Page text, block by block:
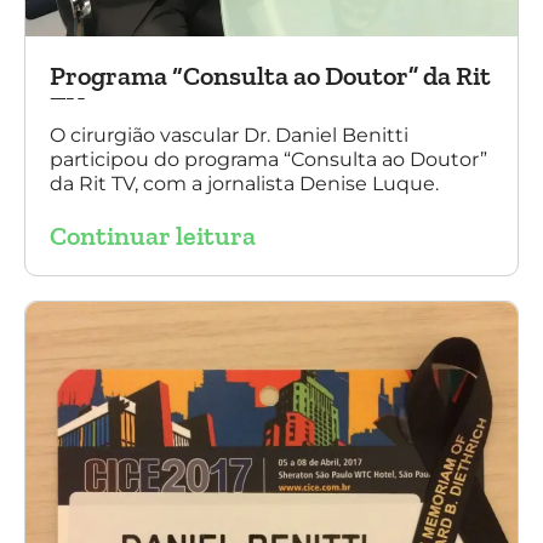
Programa “Consulta ao Doutor” da Rit
TV
O cirurgião vascular Dr. Daniel Benitti
participou do programa “Consulta ao Doutor”
da Rit TV, com a jornalista Denise Luque.
Continuar leitura